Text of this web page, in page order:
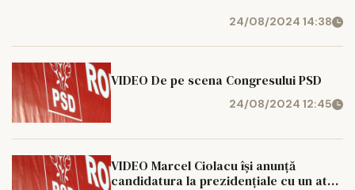
24/08/2024 14:38
VIDEO De pe scena Congresului PSD
24/08/2024 12:45
VIDEO Marcel Ciolacu își anunță
candidatura la prezidențiale cu un atac